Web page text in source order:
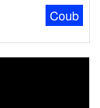
Coub